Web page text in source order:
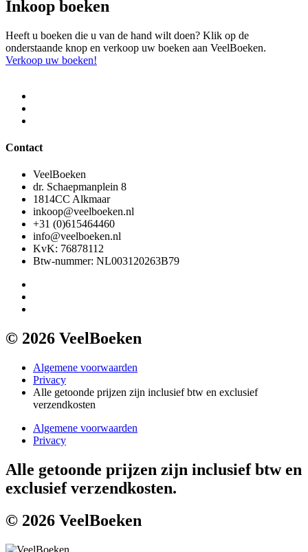
Inkoop boeken
Heeft u boeken die u van de hand wilt doen? Klik op de
onderstaande knop en verkoop uw boeken aan VeelBoeken.
Verkoop uw boeken!
Contact
VeelBoeken
dr. Schaepmanplein 8
1814CC Alkmaar
inkoop@veelboeken.nl
+31 (0)615464460
info@veelboeken.nl
KvK: 76878112
Btw-nummer: NL003120263B79
© 2026 VeelBoeken
Algemene voorwaarden
Privacy
Alle getoonde prijzen zijn inclusief btw en exclusief
verzendkosten
Algemene voorwaarden
Privacy
Alle getoonde prijzen zijn inclusief btw en
exclusief verzendkosten.
© 2026 VeelBoeken